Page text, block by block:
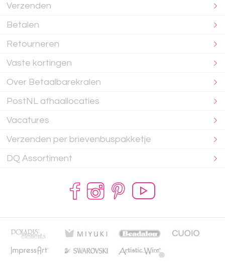
Verzenden
Betalen
Retourneren
Vaste kortingen
Over Betaalbarekralen
PostNL afhaallocaties
Vacatures
Verzenden per brievenbuspakketje
DQ Assortiment